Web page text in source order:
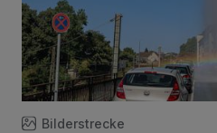
Bilderstrecke